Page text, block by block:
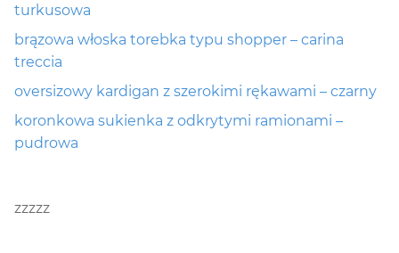
turkusowa
brązowa włoska torebka typu shopper – carina
treccia
oversizowy kardigan z szerokimi rękawami – czarny
koronkowa sukienka z odkrytymi ramionami –
pudrowa
zzzzz